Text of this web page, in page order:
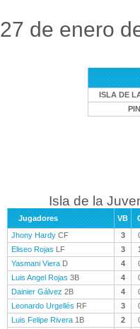
27 de enero
ISLA DE
Isla de la
Jugadores VB
Jhony Hardy CF 3
Eliseo Rojas LF 3
Yasmani Viera D 4
Luis Angel Rojas 3B 4
Dainier Gálvez 2B 4
Leonardo Urgellés RF 3
Luis Felipe Rivera 1B 2